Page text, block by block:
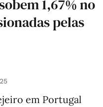
1,67% no
pelas
em Portugal